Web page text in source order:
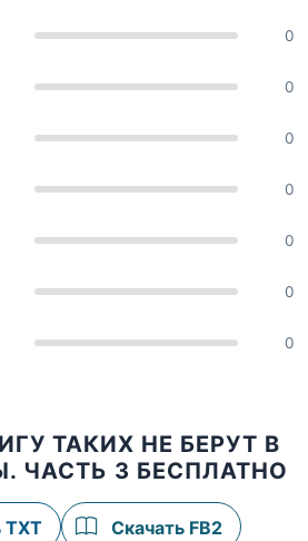
0
0
0
0
0
0
0
ТАКИХ НЕ БЕРУТ В
ЧАСТЬ 3 БЕСПЛАТНО
TXT Скачать FB2